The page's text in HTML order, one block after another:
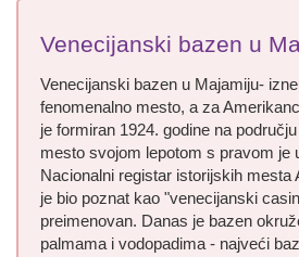
Venecijanski bazen u
Venecijanski bazen u Majamiju-
fenomenalno mesto, a za
je formiran 1924. godine na
mesto svojom lepotom s pravom je
Nacionalni registar istorijskih mesta
je bio poznat kao "venecijanski
preimenovan. Danas je bazen
palmama i vodopadima - najveći